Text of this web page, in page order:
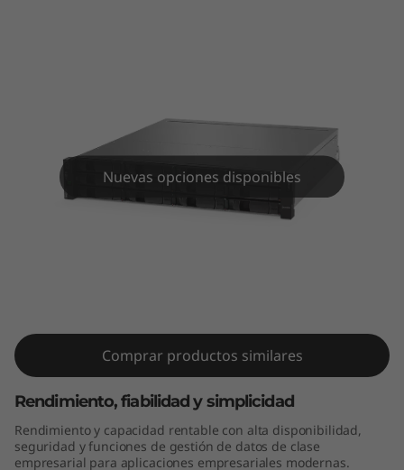
d
o
d
Nuevas opciones disponibles
Comprar productos similares
Rendimiento, fiabilidad y simplicidad
Rendimiento y capacidad rentable con alta disponibilidad,
seguridad y funciones de gestión de datos de clase
empresarial para aplicaciones empresariales modernas.